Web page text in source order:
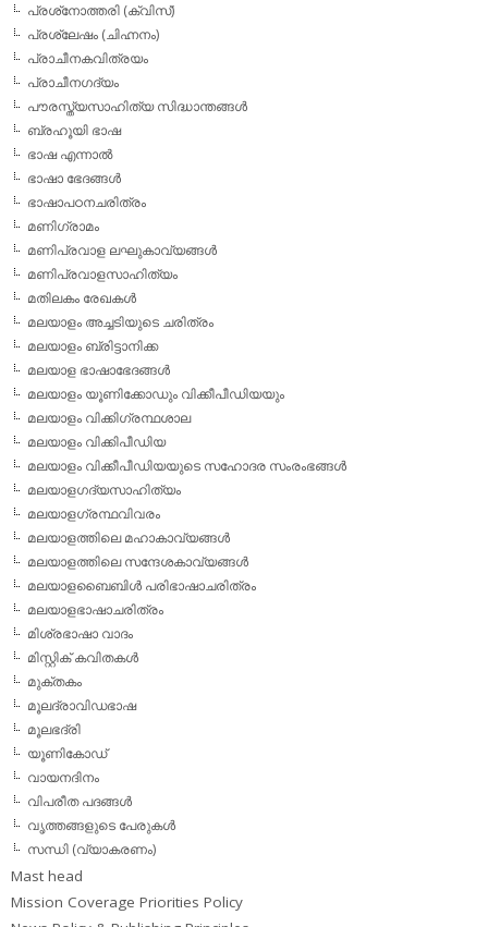
പ്രശ്‌നോത്തരി (ക്വിസ്)
പ്രശ്ലേഷം (ചിഹ്നനം)
പ്രാചീനകവിത്രയം
പ്രാചീനഗദ്യം
പൗരസ്ത്യസാഹിത്യ സിദ്ധാന്തങ്ങള്‍
ബ്രഹൂയി ഭാഷ
ഭാഷ എന്നാല്‍
ഭാഷാ ഭേദങ്ങള്‍
ഭാഷാപഠനചരിത്രം
മണിഗ്രാമം
മണിപ്രവാള ലഘുകാവ്യങ്ങള്‍
മണിപ്രവാളസാഹിത്യം
മതിലകം രേഖകള്‍
മലയാളം അച്ചടിയുടെ ചരിത്രം
മലയാളം ബ്രിട്ടാനിക്ക
മലയാള ഭാഷാഭേദങ്ങള്‍
മലയാളം യൂണിക്കോഡും വിക്കീപീഡിയയും
മലയാളം വിക്കിഗ്രന്ഥശാല
മലയാളം വിക്കിപീഡിയ
മലയാളം വിക്കീപീഡിയയുടെ സഹോദര സംരംഭങ്ങള്‍
മലയാളഗദ്യസാഹിത്യം
മലയാളഗ്രന്ഥവിവരം
മലയാളത്തിലെ മഹാകാവ്യങ്ങള്‍
മലയാളത്തിലെ സന്ദേശകാവ്യങ്ങള്‍
മലയാളബൈബിള്‍ പരിഭാഷാചരിത്രം
മലയാളഭാഷാചരിത്രം
മിശ്രഭാഷാ വാദം
മിസ്റ്റിക് കവിതകള്‍
മുക്തകം
മൂലദ്രാവിഡഭാഷ
മൂലഭദ്രി
യൂണികോഡ്
വായനദിനം
വിപരീത പദങ്ങള്‍
വൃത്തങ്ങളുടെ പേരുകള്‍
സന്ധി (വ്യാകരണം)
Mast head
Mission Coverage Priorities Policy